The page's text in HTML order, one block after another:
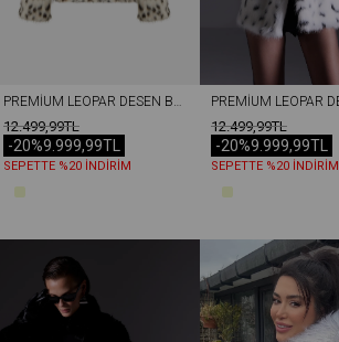
12.499,99TL
9.999,99TL
-20%
SEPETTE %20 İNDİRİM
12.499,99TL
9.999,99TL
-20%
SEPETTE %20 İNDİRİM